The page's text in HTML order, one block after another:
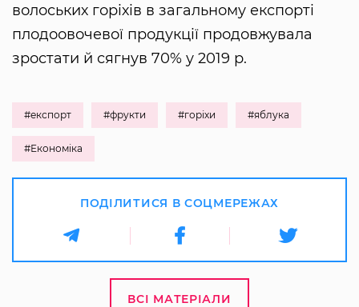
волоських горіхів в загальному експорті
плодоовочевої продукції продовжувала
зростати й сягнув 70% у 2019 р.
#експорт #фрукти #горіхи #яблука
#Економіка
ПОДІЛИТИСЯ В СОЦМЕРЕЖАХ
ВСІ МАТЕРІАЛИ